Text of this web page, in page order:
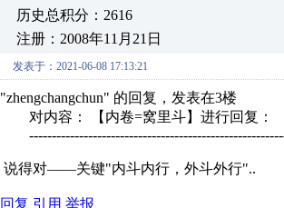
历史总积分：2616
注册：2008年11月21日
发表于：2021-06-08 17:13:21
"zhengchangchun" 的回复，发表在3楼
对内容： 【内卷=窝里斗】进行回复：
说得对——关键"内斗内行，外斗外行"..
回复 引用 举报